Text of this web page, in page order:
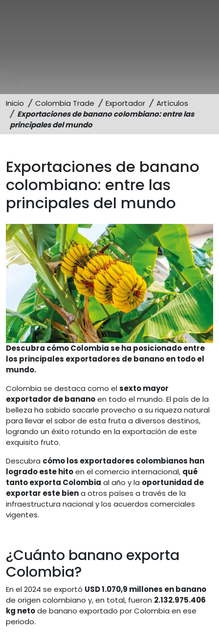
Inicio Colombia Trade Exportador
Artículos
Exportaciones de banano colombiano: entre las
principales del mundo
Exportaciones de banano
colombiano: entre las
principales del mundo
Descubra cómo Colombia se ha posicionado entre
los principales exportadores de banano en todo el
mundo.
Colombia se destaca como elsexto mayor
exportador de bananoen todo el mundo. El país de la
belleza ha sabido sacarle provecho a su riqueza natural
para llevar el sabor de esta fruta a diversos destinos,
logrando un éxito rotundo en la exportación de este
exquisito fruto.
Descubra cómo los exportadores colombianos han
logrado este hitoen el comercio internacional, qué
tanto exporta Colombia al año y la oportunidad de
exportar este biena otros países a través de la
infraestructura nacional y los acuerdos comerciales
vigentes.
¿Cuánto banano exporta
Colombia?
En el 2024 se exportó USD 1.070,9 millones en banano
de origen colombiano y, en total, fueron 2.132.975.406
kg netode banano exportado por Colombia en ese
periodo.